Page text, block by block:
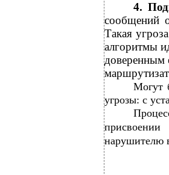
4.
сообщений
Такая
алгоритмы
доверенным
Могут
угрозы: с
нарушителю